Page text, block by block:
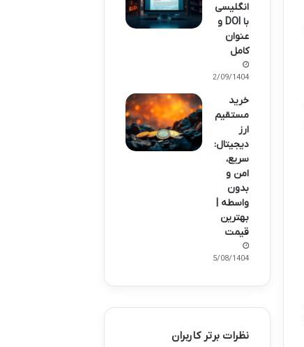
انگلیسی
با DOI و
عنوان
کامل
12/09/1404
خرید
مستقیم
ارز
دیجیتال:
سریع،
امن و
بدون
واسطه |
بهترین
قیمت
25/08/1404
نظرات برتر کاربران